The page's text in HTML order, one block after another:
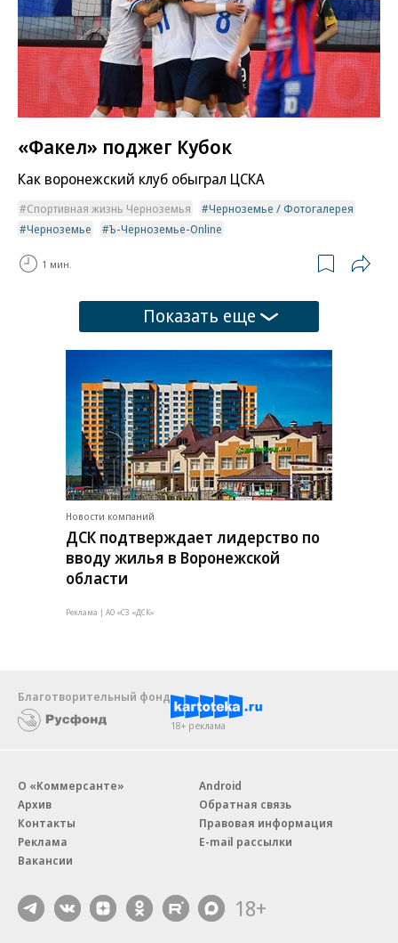
«Факел» поджег Кубок
Как воронежский клуб обыграл ЦСКА
Спортивная жизнь Черноземья
Черноземье / Фотогалерея
Черноземье
Ъ-Черноземье-Online
1 мин.
Показать еще
Новости компаний
ДСК подтверждает лидерство по
вводу жилья в Воронежской
области
Реклама | АО «СЗ «ДСК»
Благотворительный фонд
18+ реклама
О «Коммерсанте»
Архив
Контакты
Реклама
Вакансии
Android
Обратная связь
Правовая информация
E-mail рассылки
18+